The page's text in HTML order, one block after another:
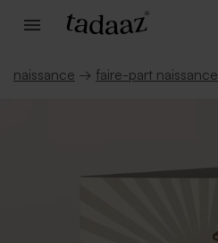
naissance → faire-part naissance